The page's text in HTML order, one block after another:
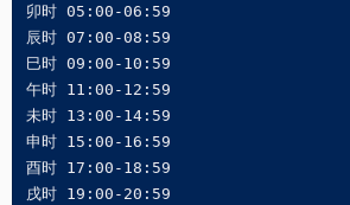
卯时 05:00-06:59
辰时 07:00-08:59
巳时 09:00-10:59
午时 11:00-12:59
未时 13:00-14:59
申时 15:00-16:59
酉时 17:00-18:59
戌时 19:00-20:59